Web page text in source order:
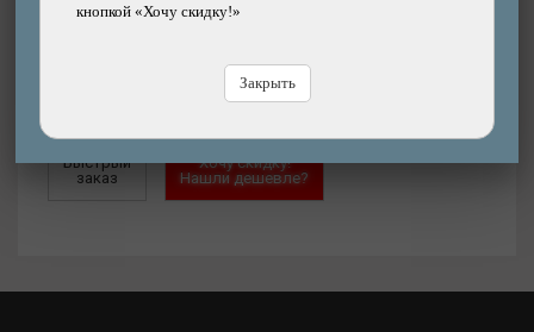
кнопкой «Хочу скидку!»
Закрыть
Добавить
Купить
в рассрочку
Быстрый
заказ
Хочу скидку!
Нашли дешевле?